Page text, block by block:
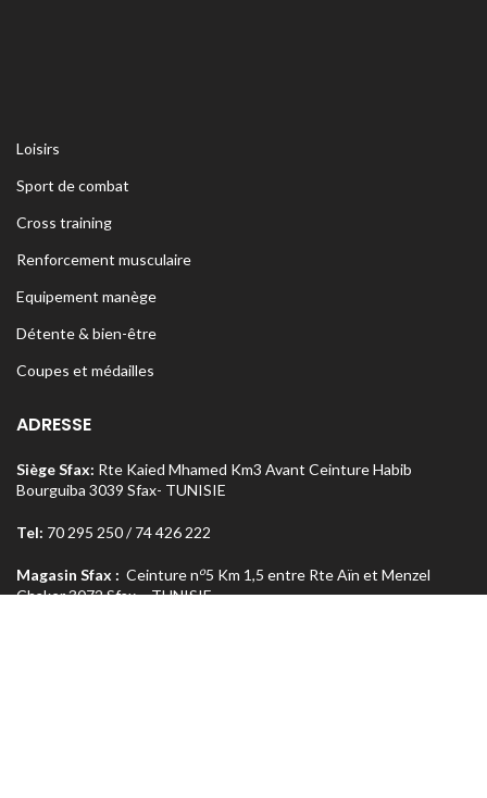
Loisirs
Sport de combat
Cross training
Renforcement musculaire
Equipement manège
Détente & bien-être
Coupes et médailles
ADRESSE
Siège Sfax: Rte Kaied Mhamed Km3 Avant Ceinture Habib
Bourguiba 3039 Sfax- TUNISIE
Tel: 70 295 250 / 74 426 222
Magasin Sfax : Ceinture no5 Km 1,5 entre Rte Aïn et Menzel
Chaker 3072 Sfax – TUNISIE